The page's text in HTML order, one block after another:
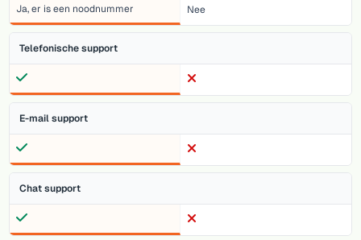
Ja, er is een noodnummer Nee
Telefonische support
E-mail support
Chat support